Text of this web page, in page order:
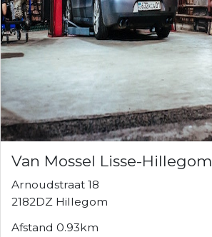
Van Mossel Lisse-Hillegom
Arnoudstraat 18
2182DZ Hillegom
Afstand 0.93km